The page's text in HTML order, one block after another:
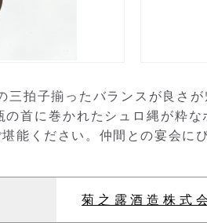
拍子揃ったバランスが良さ
の首に巻かれたシュロ縄が粋
能ください。仲間との宴会に
菊之露酒造株式